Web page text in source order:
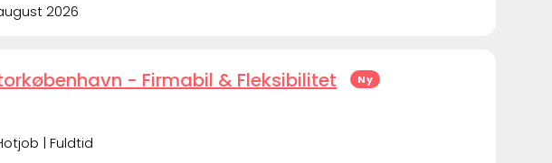
2026
- Firmabil & Fleksibilitet Ny
| Fuldtid